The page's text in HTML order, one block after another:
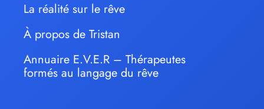
La réalité sur le rêve
À propos de Tristan
Annuaire E.V.E.R – Thérapeutes
formés au langage du rêve